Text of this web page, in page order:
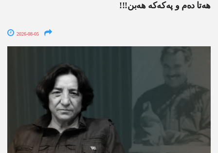
ھەتا دەم و پەکەکە ھەبن!!!
2026-08-05